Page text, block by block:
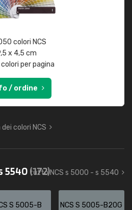
colori NCS
x 4,5 cm
colori per pagina
/ ordine
colori NCS
5540(172)
tutto NCS s 5000 - s 5540
S 5005-B NCS S 5005-B20G